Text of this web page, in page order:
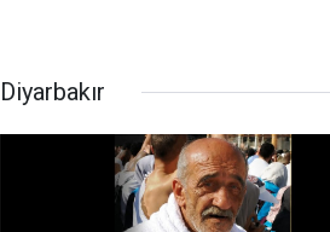
Diyarbakır